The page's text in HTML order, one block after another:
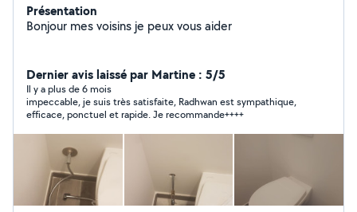
Présentation
Bonjour mes voisins je peux vous aider
Dernier avis laissé par Martine : 5/5
Il y a plus de 6 mois
impeccable, je suis très satisfaite, Radhwan est sympathique,
efficace, ponctuel et rapide. Je recommande++++